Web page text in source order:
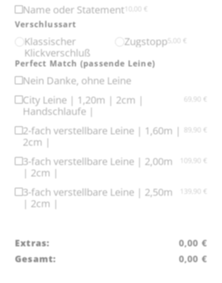
Name oder Statement 10,00 €
Verschlussart
Klassischer
Klickverschluß
Zugstopp €
Perfect Match (passende Leine)
Nein Danke, ohne Leine
City Leine | 1,20m | 2cm |
Handschlaufe |
69,90 €
2-fach verstellbare Leine | 1,60m |
2cm |
89,90 €
3-fach verstellbare Leine | 2,00m
| 2cm |
109,90 €
3-fach verstellbare Leine | 2,50m
| 2cm |
139,90 €
Extras: 0,00 €
Gesamt:
0,00 €